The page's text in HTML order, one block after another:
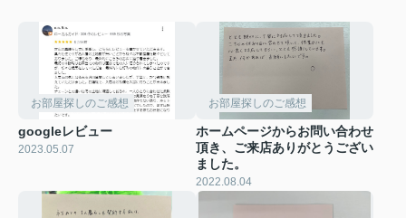
お部屋探しのご感想
googleレビュー
2023.05.07
お部屋探しのご感想
ホームページからお問い合わせ
頂き、ご来店ありがとうござい
ました。
2022.08.04